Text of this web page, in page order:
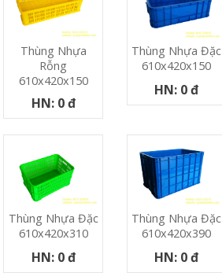
Thùng Nhựa
Rỗng
610x420x150
HN: 0 đ
Thùng Nhựa Đặc
610x420x150
HN: 0 đ
Thùng Nhựa Đặc
610x420x310
HN: 0 đ
Thùng Nhựa Đặc
610x420x390
HN: 0 đ